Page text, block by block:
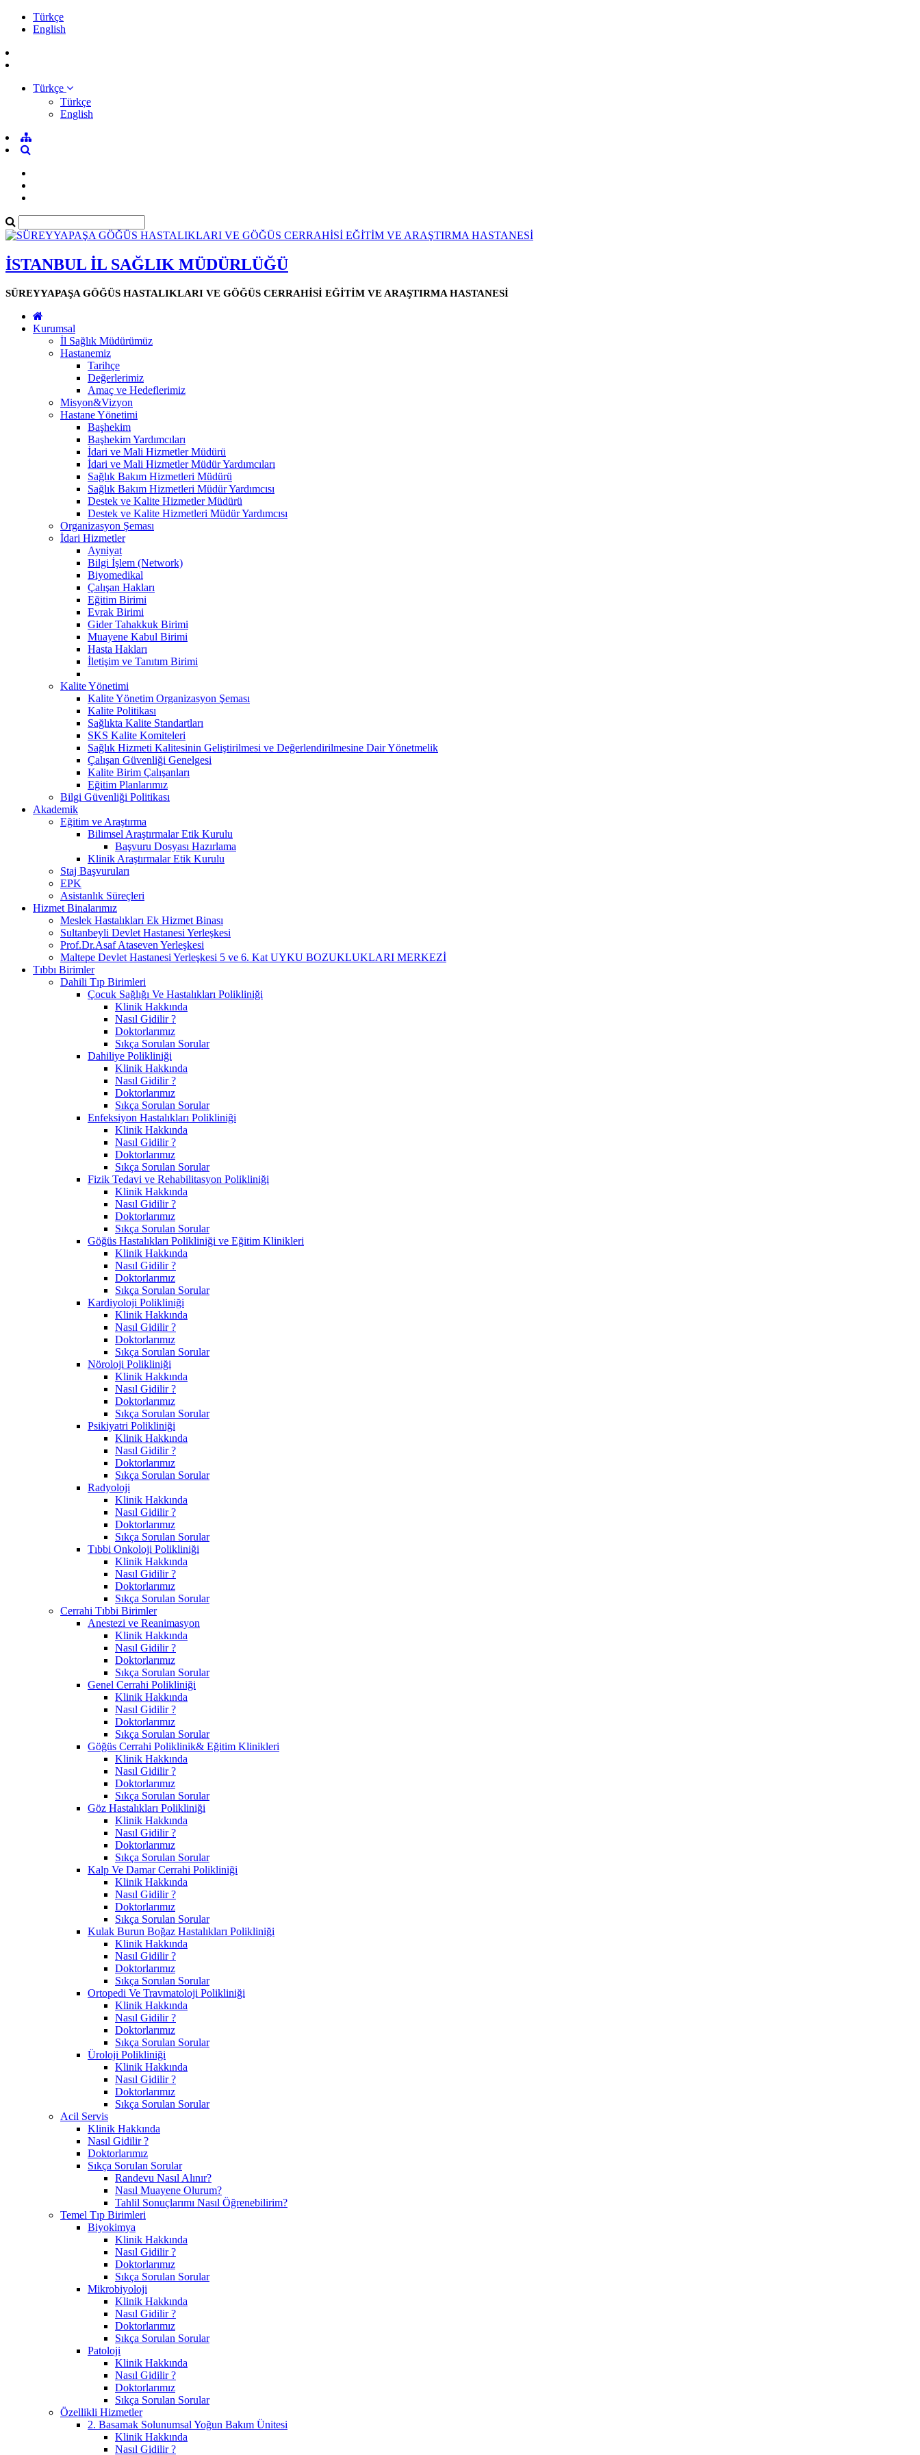
Türkçe
English
Türkçe
Türkçe
English
İSTANBUL İL SAĞLIK MÜDÜRLÜĞÜ
SÜREYYAPAŞA GÖĞÜS HASTALIKLARI VE GÖĞÜS CERRAHİSİ EĞİTİM VE ARAŞTIRMA HASTANESİ
Kurumsal
İl Sağlık Müdürümüz
Hastanemiz
Tarihçe
Değerlerimiz
Amaç ve Hedeflerimiz
Misyon&Vizyon
Hastane Yönetimi
Başhekim
Başhekim Yardımcıları
İdari ve Mali Hizmetler Müdürü
İdari ve Mali Hizmetler Müdür Yardımcıları
Sağlık Bakım Hizmetleri Müdürü
Sağlık Bakım Hizmetleri Müdür Yardımcısı
Destek ve Kalite Hizmetler Müdürü
Destek ve Kalite Hizmetleri Müdür Yardımcısı
Organizasyon Şeması
İdari Hizmetler
Ayniyat
Bilgi İşlem (Network)
Biyomedikal
Çalışan Hakları
Eğitim Birimi
Evrak Birimi
Gider Tahakkuk Birimi
Muayene Kabul Birimi
Hasta Hakları
İletişim ve Tanıtım Birimi
Kalite Yönetimi
Kalite Yönetim Organizasyon Şeması
Kalite Politikası
Sağlıkta Kalite Standartları
SKS Kalite Komiteleri
Sağlık Hizmeti Kalitesinin Geliştirilmesi ve Değerlendirilmesine Dair Yönetmelik
Çalışan Güvenliği Genelgesi
Kalite Birim Çalışanları
Eğitim Planlarımız
Bilgi Güvenliği Politikası
Akademik
Eğitim ve Araştırma
Bilimsel Araştırmalar Etik Kurulu
Başvuru Dosyası Hazırlama
Klinik Araştırmalar Etik Kurulu
Staj Başvuruları
EPK
Asistanlık Süreçleri
Hizmet Binalarımız
Meslek Hastalıkları Ek Hizmet Binası
Sultanbeyli Devlet Hastanesi Yerleşkesi
Prof.Dr.Asaf Ataseven Yerleşkesi
Maltepe Devlet Hastanesi Yerleşkesi 5 ve 6. Kat UYKU BOZUKLUKLARI MERKEZİ
Tıbbı Birimler
Dahili Tıp Birimleri
Çocuk Sağlığı Ve Hastalıkları Polikliniği
Klinik Hakkında
Nasıl Gidilir ?
Doktorlarımız
Sıkça Sorulan Sorular
Dahiliye Polikliniği
Klinik Hakkında
Nasıl Gidilir ?
Doktorlarımız
Sıkça Sorulan Sorular
Enfeksiyon Hastalıkları Polikliniği
Klinik Hakkında
Nasıl Gidilir ?
Doktorlarımız
Sıkça Sorulan Sorular
Fizik Tedavi ve Rehabilitasyon Polikliniği
Klinik Hakkında
Nasıl Gidilir ?
Doktorlarımız
Sıkça Sorulan Sorular
Göğüs Hastalıkları Polikliniği ve Eğitim Klinikleri
Klinik Hakkında
Nasıl Gidilir ?
Doktorlarımız
Sıkça Sorulan Sorular
Kardiyoloji Polikliniği
Klinik Hakkında
Nasıl Gidilir ?
Doktorlarımız
Sıkça Sorulan Sorular
Nöroloji Polikliniği
Klinik Hakkında
Nasıl Gidilir ?
Doktorlarımız
Sıkça Sorulan Sorular
Psikiyatri Polikliniği
Klinik Hakkında
Nasıl Gidilir ?
Doktorlarımız
Sıkça Sorulan Sorular
Radyoloji
Klinik Hakkında
Nasıl Gidilir ?
Doktorlarımız
Sıkça Sorulan Sorular
Tıbbi Onkoloji Polikliniği
Klinik Hakkında
Nasıl Gidilir ?
Doktorlarımız
Sıkça Sorulan Sorular
Cerrahi Tıbbi Birimler
Anestezi ve Reanimasyon
Klinik Hakkında
Nasıl Gidilir ?
Doktorlarımız
Sıkça Sorulan Sorular
Genel Cerrahi Polikliniği
Klinik Hakkında
Nasıl Gidilir ?
Doktorlarımız
Sıkça Sorulan Sorular
Göğüs Cerrahi Poliklinik& Eğitim Klinikleri
Klinik Hakkında
Nasıl Gidilir ?
Doktorlarımız
Sıkça Sorulan Sorular
Göz Hastalıkları Polikliniği
Klinik Hakkında
Nasıl Gidilir ?
Doktorlarımız
Sıkça Sorulan Sorular
Kalp Ve Damar Cerrahi Polikliniği
Klinik Hakkında
Nasıl Gidilir ?
Doktorlarımız
Sıkça Sorulan Sorular
Kulak Burun Boğaz Hastalıkları Polikliniği
Klinik Hakkında
Nasıl Gidilir ?
Doktorlarımız
Sıkça Sorulan Sorular
Ortopedi Ve Travmatoloji Polikliniği
Klinik Hakkında
Nasıl Gidilir ?
Doktorlarımız
Sıkça Sorulan Sorular
Üroloji Polikliniği
Klinik Hakkında
Nasıl Gidilir ?
Doktorlarımız
Sıkça Sorulan Sorular
Acil Servis
Klinik Hakkında
Nasıl Gidilir ?
Doktorlarımız
Sıkça Sorulan Sorular
Randevu Nasıl Alınır?
Nasıl Muayene Olurum?
Tahlil Sonuçlarımı Nasıl Öğrenebilirim?
Temel Tıp Birimleri
Biyokimya
Klinik Hakkında
Nasıl Gidilir ?
Doktorlarımız
Sıkça Sorulan Sorular
Mikrobiyoloji
Klinik Hakkında
Nasıl Gidilir ?
Doktorlarımız
Sıkça Sorulan Sorular
Patoloji
Klinik Hakkında
Nasıl Gidilir ?
Doktorlarımız
Sıkça Sorulan Sorular
Özellikli Hizmetler
2. Basamak Solunumsal Yoğun Bakım Ünitesi
Klinik Hakkında
Nasıl Gidilir ?